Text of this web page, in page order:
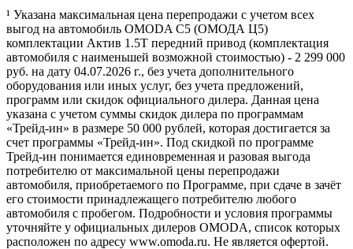
¹ Указана максимальная цена перепродажи с учетом всех
выгод на автомобиль OMODA C5 (ОМОДА Ц5)
комплектации Актив 1.5Т передний привод (комплектация
автомобиля с наименьшей возможной стоимостью) - 2 299 000
руб. на дату 04.07.2026 г., без учета дополнительного
оборудования или иных услуг, без учета предложений,
программ или скидок официального дилера. Данная цена
указана с учетом суммы скидок дилера по программам
«Трейд-ин» в размере 50 000 рублей, которая достигается за
счет программы «Трейд-ин». Под скидкой по программе
Трейд-ин понимается единовременная и разовая выгода
потребителю от максимальной цены перепродажи
автомобиля, приобретаемого по Программе, при сдаче в зачёт
его стоимости принадлежащего потребителю любого
автомобиля с пробегом. Подробности и условия программы
уточняйте у официальных дилеров OMODA, список которых
расположен по адресу www.omoda.ru. Не является офертой.